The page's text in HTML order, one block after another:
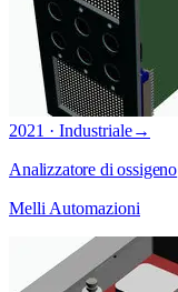
2021 · Industriale→
Analizzatore di ossigeno
Melli Automazioni